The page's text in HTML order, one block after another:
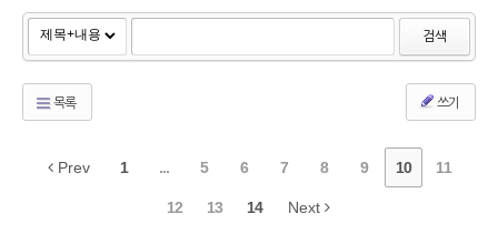
검색
목록 쓰기
Prev 1 ... 5 6 7 8 9 10 11
12 13 14 Next